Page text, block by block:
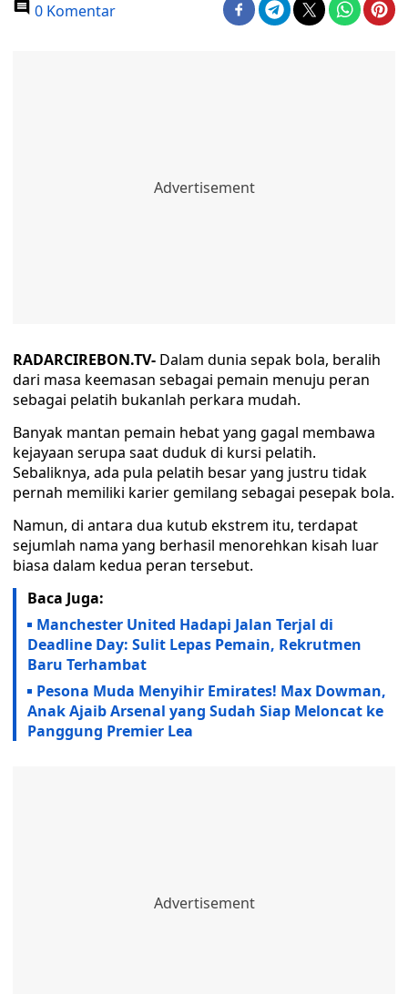
0 Komentar
RADARCIREBON.TV- Dalam dunia sepak bola, beralih
dari masa keemasan sebagai pemain menuju peran
sebagai pelatih bukanlah perkara mudah.
Banyak mantan pemain hebat yang gagal membawa
kejayaan serupa saat duduk di kursi pelatih.
Sebaliknya, ada pula pelatih besar yang justru tidak
pernah memiliki karier gemilang sebagai pesepak bola.
Namun, di antara dua kutub ekstrem itu, terdapat
sejumlah nama yang berhasil menorehkan kisah luar
biasa dalam kedua peran tersebut.
Baca Juga:
Manchester United Hadapi Jalan Terjal di
Deadline Day: Sulit Lepas Pemain, Rekrutmen
Baru Terhambat
Pesona Muda Menyihir Emirates! Max Dowman,
Anak Ajaib Arsenal yang Sudah Siap Meloncat ke
Panggung Premier Lea